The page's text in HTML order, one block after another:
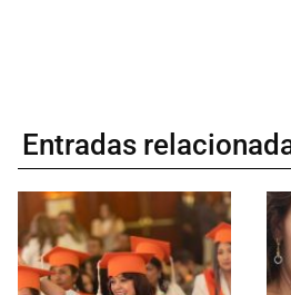
Entradas